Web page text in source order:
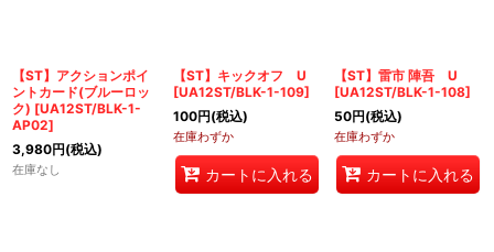
絞り込む
【ST】アクションポイ
ントカード(ブルーロッ
ク) [UA12ST/BLK-1-
AP02]
3,980円(税込)
在庫なし
【ST】キックオフ U
[UA12ST/BLK-1-109]
100円(税込)
在庫わずか
カートに入れる
【ST】雷市 陣吾 U
[UA12ST/BLK-1-108]
50円(税込)
在庫わずか
カートに入れる